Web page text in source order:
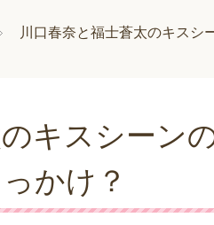
川口春奈と福士蒼太のキスシ
キスシーン
かけ？